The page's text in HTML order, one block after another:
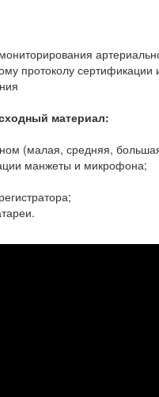
протоколу
материал:
(малая, средняя,
манжеты и микрофона;